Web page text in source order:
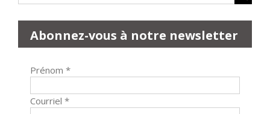
Abonnez-vous à notre newsletter
Prénom *
Courriel *